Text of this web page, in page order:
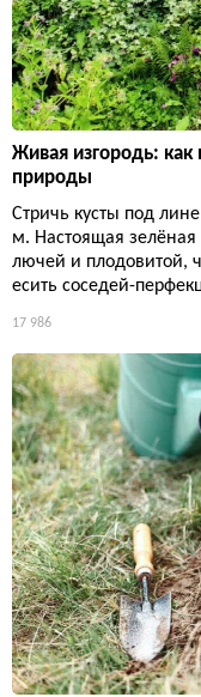
Живая изгородь: как
природы
Стричь кусты под
м. Настоящая
лючей и плодовитой,
есить соседей-
17 986